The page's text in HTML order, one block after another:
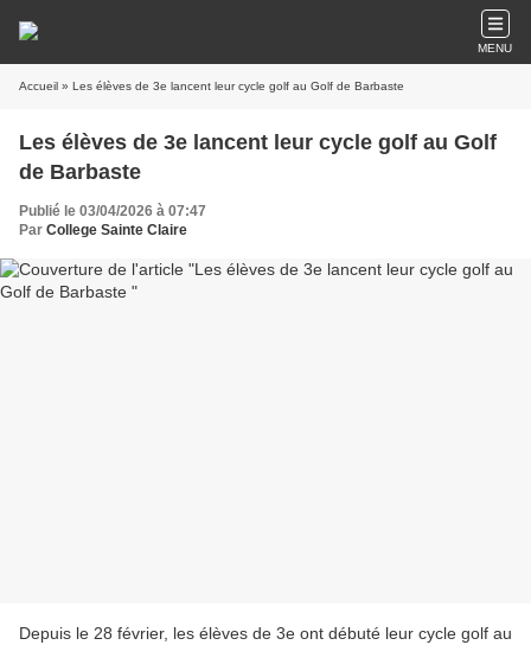
MENU
Accueil » Les élèves de 3e lancent leur cycle golf au Golf de Barbaste
Les élèves de 3e lancent leur cycle golf au Golf
de Barbaste
Publié le 03/04/2026 à 07:47
Par College Sainte Claire
Depuis le 28 février, les élèves de 3e ont débuté leur cycle golf au